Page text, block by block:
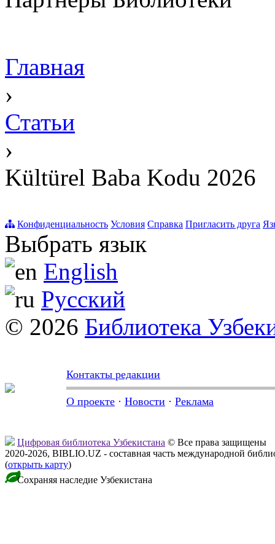
Главная
›
Статьи
›
Kültürel Baba Kodu 2026
Конфиденциальность Условия Справка Пригласить друга
Выбрать язык
English
Русский
© 2026 Библиотека
Контакты редакции
О проекте · Новости · Реклама
Цифровая библиотека Узбекистана © Все права защищены
2020-2026, BIBLIO.UZ - составная часть международной
(открыть карту)
Сохраняя наследие Узбекистана